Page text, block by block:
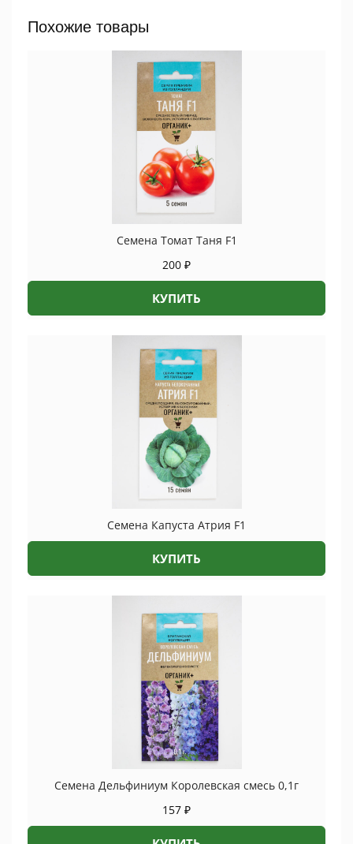
5
шт
Похожие товары
Семена Томат Таня F1
200 ₽
КУПИТЬ
Семена Капуста Атрия F1
КУПИТЬ
Семена Дельфиниум Королевская смесь 0,1г
157 ₽